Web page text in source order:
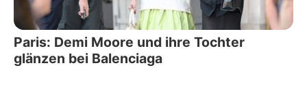
Paris: Demi Moore und ihre Tochter
glänzen bei Balenciaga